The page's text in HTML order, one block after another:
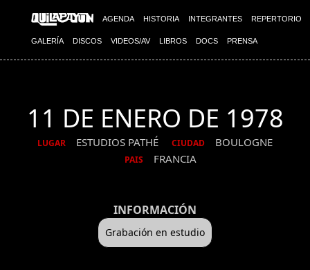
AGENDA HISTORIA INTEGRANTES REPERTORIO
GALERÍA DISCOS VIDEOS/AV LIBROS DOCS PRENSA
11 DE ENERO DE 1978
LUGAR ESTUDIOS PATHÉ CIUDAD BOULOGNE
PAIS FRANCIA
INFORMACIÓN
Grabación en estudio